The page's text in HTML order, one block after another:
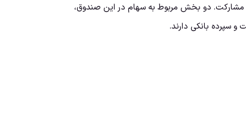
مشارکت. دو بخش مربوط به سهام در این صندوق،
سپرده بانکی دارند.